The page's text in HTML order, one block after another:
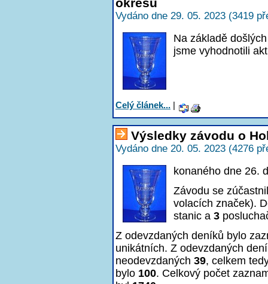
Vydáno dne 29. 05. 2023 (3419
Na základě
jsme vyhodnotili
Celý článek... |
Výsledky závodu o
Vydáno dne 20. 05. 2023 (4276
konaného dne 26.
Závodu se
volacích značek).
stanic a 3
Z odevzdaných deníků bylo
unikátních. Z odevzdaných
neodevzdaných 39, celkem
bylo 100. Celkový počet